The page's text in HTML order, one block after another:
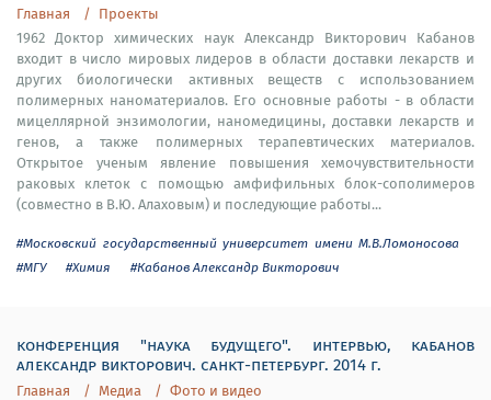
Главная
Проекты
1962 Доктор химических наук Александр Викторович Кабанов
входит в число мировых лидеров в области доставки лекарств и
других биологически активных веществ с использованием
полимерных наноматериалов. Его основные работы - в области
мицеллярной энзимологии, наномедицины, доставки лекарств и
генов, а также полимерных терапевтических материалов.
Открытое ученым явление повышения хемочувствительности
раковых клеток с помощью амфифильных блок-сополимеров
(совместно в В.Ю. Алаховым) и последующие работы...
#Московский государственный университет имени М.В.Ломоносова
#МГУ
#Химия #Кабанов Александр Викторович
конференция "наука будущего". интервью, кабанов
александр викторович. санкт-петербург. 2014 г.
Главная Медиа
Фото и видео